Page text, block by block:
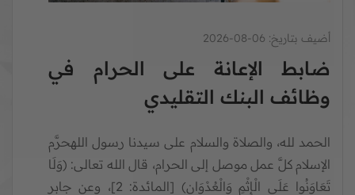
أضيف بتاريخ: 06-08-2026
ضابط الإعانة على الحرام في
وظائف البنك التقليدي
الحمد لله، والصلاة والسلام على سيدنا رسول اللهحرَّم
الإسلام كلَّ عمل موصل إلى الحرام، قال الله تعالى: (وَلَا
تَعَاوَنُوا عَلَى الْإِثْمِ وَالْعُدْوَانِ) [المائدة: 2]، وعن جابر